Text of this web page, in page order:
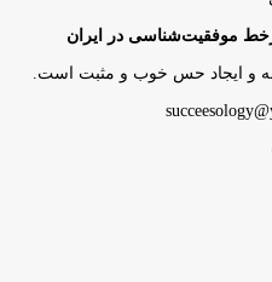
موفقیت‌شناسی در ایران
و ایجاد حس خوب و مثبت است.